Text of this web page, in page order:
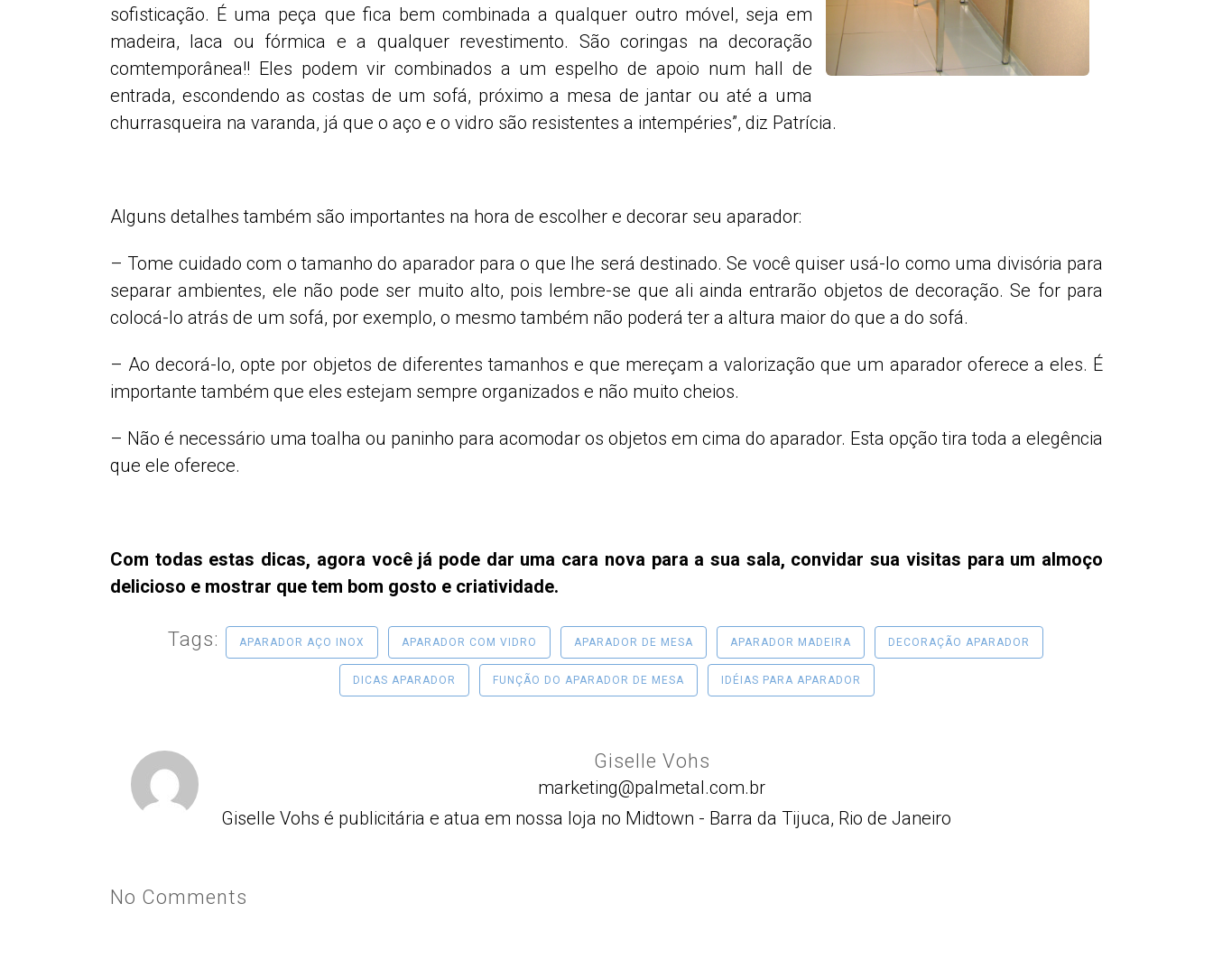
sofisticação. É uma peça que fica bem combinada a qualquer outro móvel, seja em
madeira, laca ou fórmica e a qualquer revestimento. São coringas na decoração
comtemporânea!! Eles podem vir combinados a um espelho de apoio num hall de
entrada, escondendo as costas de um sofá, próximo a mesa de jantar ou até a uma
churrasqueira na varanda, já que o aço e o vidro são resistentes a intempéries”, diz Patrícia.
Alguns detalhes também são importantes na hora de escolher e decorar seu aparador:
– Tome cuidado com o tamanho do aparador para o que lhe será destinado. Se você quiser usá-lo como uma divisória para
separar ambientes, ele não pode ser muito alto, pois lembre-se que ali ainda entrarão objetos de decoração. Se for para
colocá-lo atrás de um sofá, por exemplo, o mesmo também não poderá ter a altura maior do que a do sofá.
– Ao decorá-lo, opte por objetos de diferentes tamanhos e que mereçam a valorização que um aparador oferece a eles. É
importante também que eles estejam sempre organizados e não muito cheios.
– Não é necessário uma toalha ou paninho para acomodar os objetos em cima do aparador. Esta opção tira toda a elegência
que ele oferece.
Com todas estas dicas, agora você já pode dar uma cara nova para a sua sala, convidar sua visitas para um almoço
delicioso e mostrar que tem bom gosto e criatividade.
Tags: APARADOR AÇO INOX APARADOR COM VIDRO APARADOR DE MESA APARADOR MADEIRA DECORAÇÃO APARADOR
DICAS APARADOR FUNÇÃO DO APARADOR DE MESA IDÉIAS PARA APARADOR
Giselle Vohs
marketing@palmetal.com.br
Giselle Vohs é publicitária e atua em nossa loja no Midtown - Barra da Tijuca, Rio de Janeiro
No Comments